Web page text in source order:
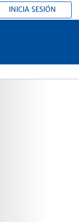
INICIA SESIÓN